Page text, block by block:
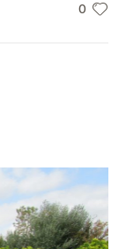
0